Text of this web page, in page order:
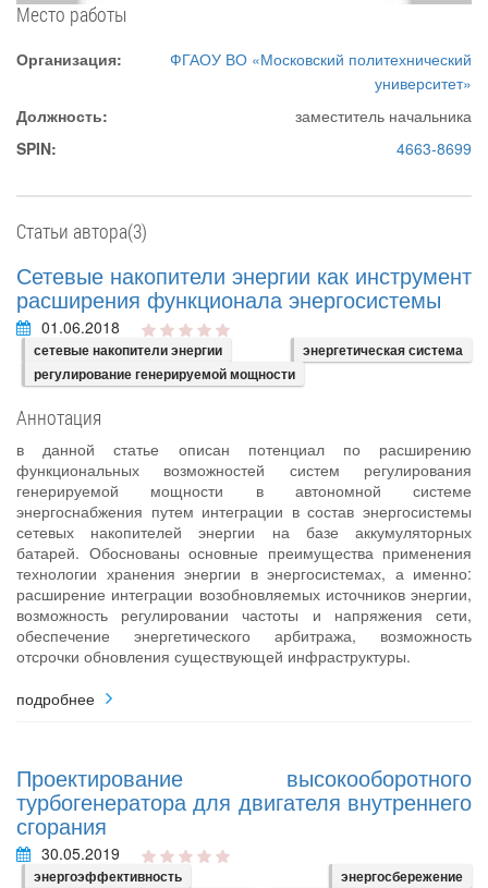
Место работы
Организация:
ФГАОУ ВО «Московский политехнический
университет»
Должность:
заместитель начальника
SPIN:
4663-8699
Статьи автора(3)
Сетевые накопители энергии как инструмент
расширения функционала энергосистемы
01.06.2018
сетевые накопители энергии
энергетическая система
регулирование генерируемой мощности
Аннотация
в данной статье описан потенциал по расширению
функциональных возможностей систем регулирования
генерируемой мощности в автономной системе
энергоснабжения путем интеграции в состав энергосистемы
сетевых накопителей энергии на базе аккумуляторных
батарей. Обоснованы основные преимущества применения
технологии хранения энергии в энергосистемах, а именно:
расширение интеграции возобновляемых источников энергии,
возможность регулировании частоты и напряжения сети,
обеспечение энергетического арбитража, возможность
отсрочки обновления существующей инфраструктуры.
подробнее
Проектирование высокооборотного
турбогенератора для двигателя внутреннего
сгорания
30.05.2019
энергоэффективность
энергосбережение